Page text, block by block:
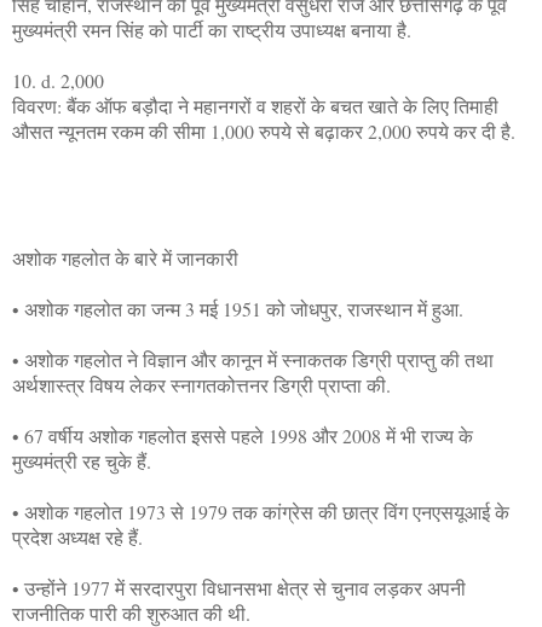
मुख्यमंत्री रमन सिंह को पार्टी का राष्ट्रीय उपाध्यक्ष बनाया है.
10. d. 2,000
विवरण: बैंक ऑफ बड़ौदा ने महानगरों व शहरों के बचत खाते के लिए तिमाही
औसत न्यूनतम रकम की सीमा 1,000 रुपये से बढ़ाकर 2,000 रुपये कर दी है.
अशोक गहलोत के बारे में जानकारी
• अशोक गहलोत का जन्म 3 मई 1951 को जोधपुर, राजस्थान में हुआ.
• अशोक गहलोत ने विज्ञान और कानून में स्नाकतक डिग्री प्राप्तु की तथा
अर्थशास्त्र विषय लेकर स्नागतकोत्तनर डिग्री प्राप्ता की.
• 67 वर्षीय अशोक गहलोत इससे पहले 1998 और 2008 में भी राज्य के
मुख्यमंत्री रह चुके हैं.
• अशोक गहलोत 1973 से 1979 तक कांग्रेस की छात्र विंग एनएसयूआई के
प्रदेश अध्यक्ष रहे हैं.
• उन्होंने 1977 में सरदारपुरा विधानसभा क्षेत्र से चुनाव लड़कर अपनी
राजनीतिक पारी की शुरुआत की थी.